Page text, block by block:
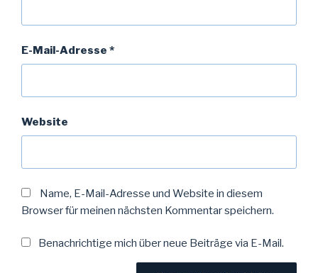
E-Mail-Adresse *
Website
Name, E-Mail-Adresse und Website in diesem
Browser für meinen nächsten Kommentar speichern.
Benachrichtige mich über neue Beiträge via E-Mail.